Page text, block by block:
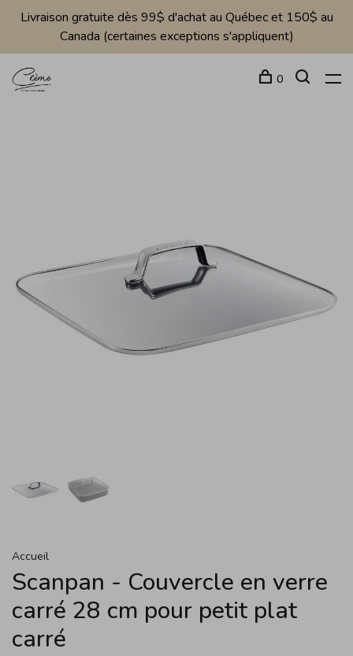
Livraison gratuite dès 99$ d'achat au Québec et 150$ au
Canada (certaines exceptions s'appliquent)
0
Accueil
Scanpan - Couvercle en verre
carré 28 cm pour petit plat
carré